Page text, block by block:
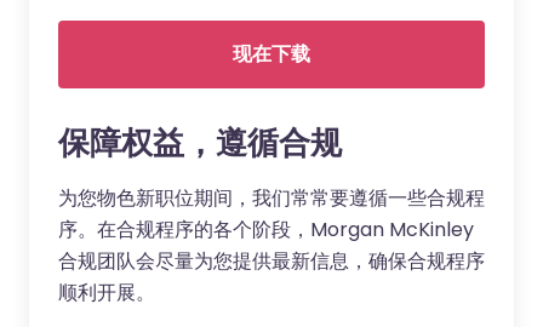
现在下载
保障权益，遵循合规
为您物色新职位期间，我们常常要遵循一些合规程
序。在合规程序的各个阶段，Morgan McKinley
合规团队会尽量为您提供最新信息，确保合规程序
顺利开展。